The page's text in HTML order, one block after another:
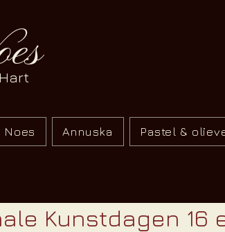
Noes Annuska Pastel &
Kunstdagen 16